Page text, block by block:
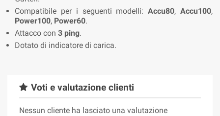
Compatibile per i seguenti modelli:Accu80,Accu100,
Power100, Power60.
Attacco con 3 ping.
Dotato di indicatore di carica.
Voti e valutazione clienti
Nessun cliente ha lasciato una valutazione